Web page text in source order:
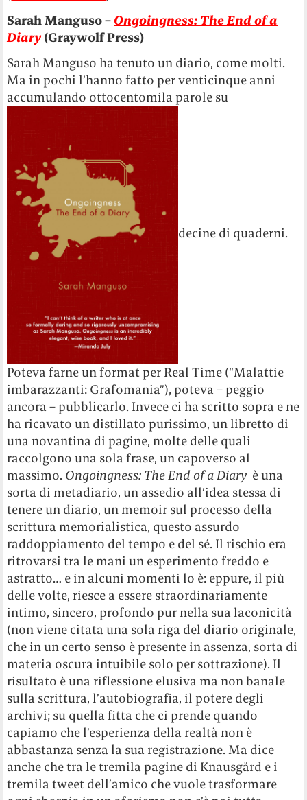
Sarah Manguso – Ongoingness: The End of a
Diary(Graywolf Press)
Sarah Manguso ha tenuto un diario, come molti.
Ma in pochi l’hanno fatto per venticinque anni
accumulando ottocentomila parole su
decine di quaderni.
Poteva farne un format per Real Time (“Malattie
imbarazzanti: Grafomania”), poteva – peggio
ancora – pubblicarlo. Invece ci ha scritto sopra e ne
ha ricavato un distillato purissimo, un libretto di
una novantina di pagine, molte delle quali
raccolgono una sola frase, un capoverso al
massimo. Ongoingness: The End of a Diary è una
sorta di metadiario, un assedio all’idea stessa di
tenere un diario, un memoir sul processo della
scrittura memorialistica, questo assurdo
raddoppiamento del tempo e del sé. Il rischio era
ritrovarsi tra le mani un esperimento freddo e
astratto… e in alcuni momenti lo è: eppure, il più
delle volte, riesce a essere straordinariamente
intimo, sincero, profondo pur nella sua laconicità
(non viene citata una sola riga del diario originale,
che in un certo senso è presente in assenza, sorta di
materia oscura intuibile solo per sottrazione). Il
risultato è una riflessione elusiva ma non banale
sulla scrittura, l’autobiografia, il potere degli
archivi; su quella fitta che ci prende quando
capiamo che l’esperienza della realtà non è
abbastanza senza la sua registrazione. Ma dice
anche che tra le tremila pagine di Knausgård e i
tremila tweet dell’amico che vuole trasformare